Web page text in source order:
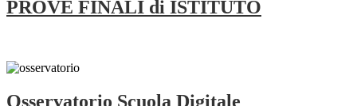
PROVE FINALI di ISTITUTO
Osservatorio Scuola Digitale